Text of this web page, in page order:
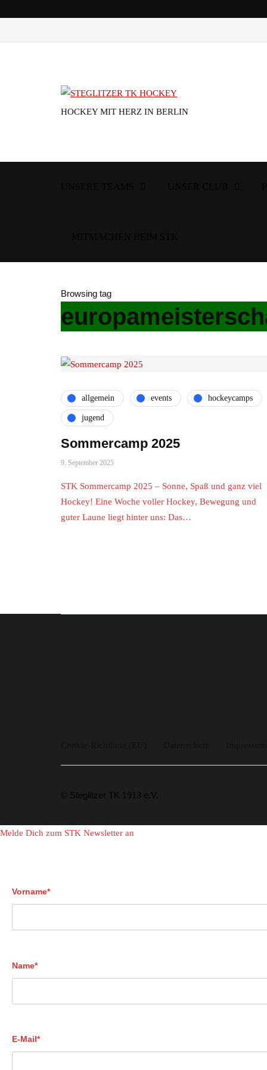
HOCKEY MIT HERZ IN BERLIN
Browsing tag
allgemein events hockeycamps
jugend
Sommercamp 2025
9. September 2025
STK Sommercamp 2025 – Sonne, Spaß und ganz viel
Hockey! Eine Woche voller Hockey, Bewegung und
guter Laune liegt hinter uns: Das…
© Steglitzer TK 1913 e.V.
Melde Dich zum STK Newsletter an
Vorname*
Name*
E-Mail*